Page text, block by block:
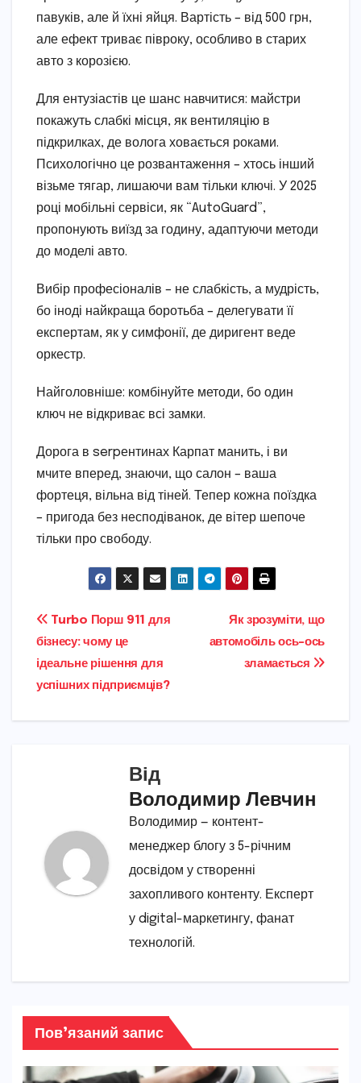
павуків, але й їхні яйця. Вартість – від 500 грн,
але ефект триває півроку, особливо в старих
авто з корозією.
Для ентузіастів це шанс навчитися: майстри
покажуть слабкі місця, як вентиляцію в
підкрилках, де волога ховається роками.
Психологічно це розвантаження – хтось інший
візьме тягар, лишаючи вам тільки ключі. У 2025
році мобільні сервіси, як “AutoGuard”,
пропонують виїзд за годину, адаптуючи методи
до моделі авто.
Вибір професіоналів – не слабкість, а мудрість,
бо іноді найкраща боротьба – делегувати її
експертам, як у симфонії, де диригент веде
оркестр.
Найголовніше: комбінуйте методи, бо один
ключ не відкриває всі замки.
Дорога в serpентинах Карпат манить, і ви
мчите вперед, знаючи, що салон – ваша
фортеця, вільна від тіней. Тепер кожна поїздка
– пригода без несподіванок, де вітер шепоче
тільки про свободу.
Навігація
записів
Як зрозуміти, що
автомобіль ось-ось
зламається
Turbo Порш 911 для
бізнесу: чому це
ідеальне рішення для
успішних підприємців?
Від
Володимир Левчин
Володимир — контент-
менеджер блогу з 5-річним
досвідом у створенні
захопливого контенту. Експерт
у digital-маркетингу, фанат
технологій.
Пов’язаний запис